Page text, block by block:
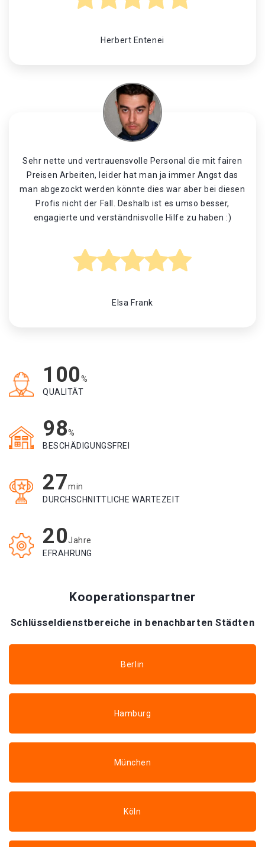
Herbert Entenei
Sehr nette und vertrauensvolle Personal die mit fairen
Preisen Arbeiten, leider hat man ja immer Angst das
man abgezockt werden könnte dies war aber bei diesen
Profis nicht der Fall. Deshalb ist es umso besser,
engagierte und verständnisvolle Hilfe zu haben :)
Elsa Frank
100%
QUALITÄT
98%
BESCHÄDIGUNGSFREI
27min
DURCHSCHNITTLICHE WARTEZEIT
20Jahre
EFRAHRUNG
Kooperationspartner
Schlüsseldienstbereiche in benachbarten Städten
Berlin
Hamburg
München
Köln